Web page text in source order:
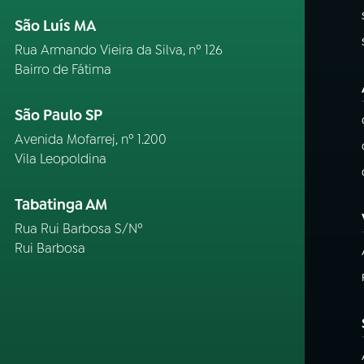
São Luís MA
Rua Armando Vieira da Silva, nº 126
Bairro de Fátima
São Paulo SP
Avenida Mofarrej, nº 1.200
Vila Leopoldina
Tabatinga AM
Rua Rui Barbosa S/Nº
Rui Barbosa